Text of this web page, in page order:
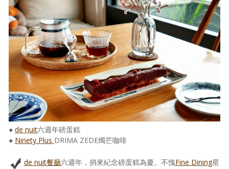
● de nuit六週年磅蛋糕
● Ninety Plus DRIMA ZEDE燭芒咖啡
de nuit餐廳六週年，捎來紀念磅蛋糕為慶。不愧Fine Dining星